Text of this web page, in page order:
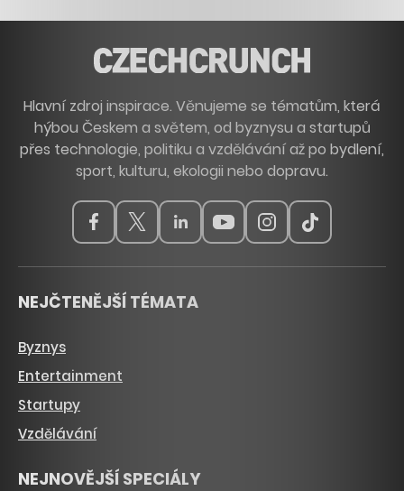
Hlavní zdroj inspirace. Věnujeme se tématům, která
hýbou Českem a světem, od byznysu a startupů
přes technologie, politiku a vzdělávání až po bydlení,
sport, kulturu, ekologii nebo dopravu.
NEJČTENĚJŠÍ TÉMATA
Byznys
Entertainment
Startupy
Vzdělávání
NEJNOVĚJŠÍ SPECIÁLY